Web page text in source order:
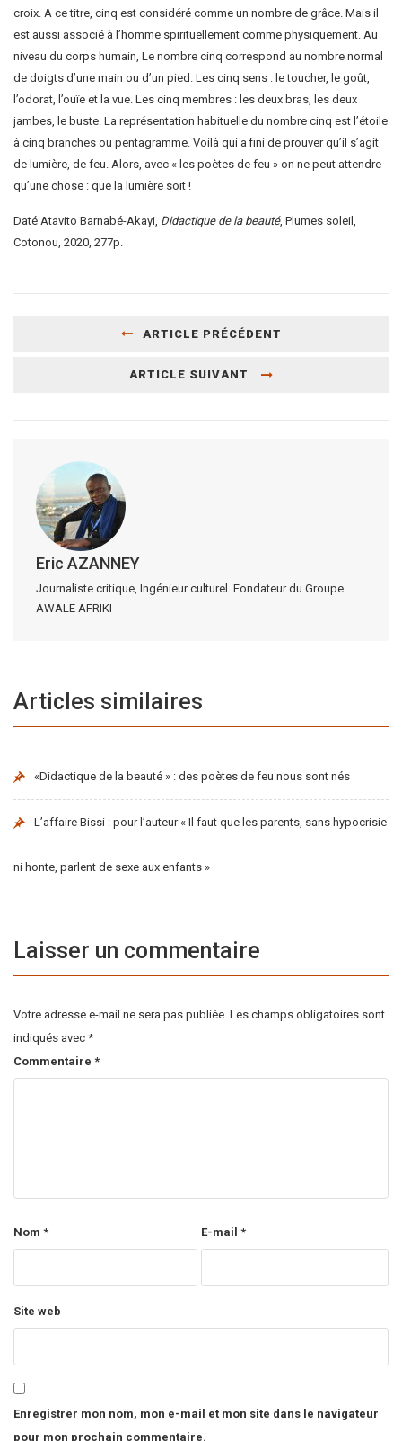
croix. A ce titre, cinq est considéré comme un nombre de grâce. Mais il
est aussi associé à l’homme spirituellement comme physiquement. Au
niveau du corps humain, Le nombre cinq correspond au nombre normal
de doigts d’une main ou d’un pied. Les cinq sens : le toucher, le goût,
l’odorat, l’ouïe et la vue. Les cinq membres : les deux bras, les deux
jambes, le buste. La représentation habituelle du nombre cinq est l’étoile
à cinq branches ou pentagramme. Voilà qui a fini de prouver qu’il s’agit
de lumière, de feu. Alors, avec « les poètes de feu » on ne peut attendre
qu’une chose : que la lumière soit !
Daté Atavito Barnabé-Akayi, Didactique de la beauté, Plumes soleil,
Cotonou, 2020, 277p.
ARTICLE PRÉCÉDENT
ARTICLE SUIVANT
Eric AZANNEY
Journaliste critique, Ingénieur culturel. Fondateur du Groupe
AWALE AFRIKI
Articles similaires
«Didactique de la beauté » : des poètes de feu nous sont nés
L’affaire Bissi : pour l’auteur « Il faut que les parents, sans hypocrisie
ni honte, parlent de sexe aux enfants »
Laisser un commentaire
Votre adresse e-mail ne sera pas publiée. Les champs obligatoires sont
indiqués avec *
Commentaire *
Nom * E-mail *
Site web
Enregistrer mon nom, mon e-mail et mon site dans le navigateur
pour mon prochain commentaire.